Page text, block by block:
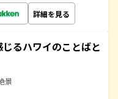
詳細を見る
るハワイのことばと
景